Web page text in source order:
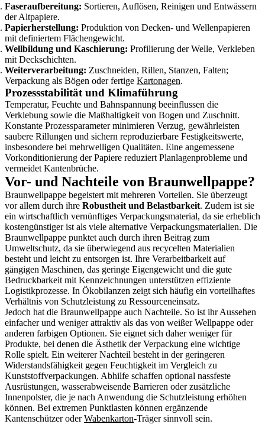
Faseraufbereitung: Sortieren, Auflösen, Reinigen und Entwässern
der Altpapiere.
Papierherstellung: Produktion von Decken- und Wellenpapieren
mit definiertem Flächengewicht.
Wellbildung und Kaschierung: Profilierung der Welle, Verkleben
mit Deckschichten.
Weiterverarbeitung: Zuschneiden, Rillen, Stanzen, Falten;
Verpackung als Bögen oder fertige Kartonagen.
Prozessstabilität und Klimaführung
Temperatur, Feuchte und Bahnspannung beeinflussen die
Verklebung sowie die Maßhaltigkeit von Bogen und Zuschnitt.
Konstante Prozessparameter minimieren Verzug, gewährleisten
saubere Rillungen und sichern reproduzierbare Festigkeitswerte,
insbesondere bei mehrwelligen Qualitäten. Eine angemessene
Vorkonditionierung der Papiere reduziert Planlagenprobleme und
vermeidet Kantenbrüche.
Vor- und Nachteile von Braunwellpappe?
Braunwellpappe begeistert mit mehreren Vorteilen. Sie überzeugt
vor allem durch ihre Robustheit und Belastbarkeit. Zudem ist sie
ein wirtschaftlich vernünftiges Verpackungsmaterial, da sie erheblich
kostengünstiger ist als viele alternative Verpackungsmaterialien. Die
Braunwellpappe punktet auch durch ihren Beitrag zum
Umweltschutz, da sie überwiegend aus recycelten Materialien
besteht und leicht zu entsorgen ist. Ihre Verarbeitbarkeit auf
gängigen Maschinen, das geringe Eigengewicht und die gute
Bedruckbarkeit mit Kennzeichnungen unterstützen effiziente
Logistikprozesse. In Ökobilanzen zeigt sich häufig ein vorteilhaftes
Verhältnis von Schutzleistung zu Ressourceneinsatz.
Jedoch hat die Braunwellpappe auch Nachteile. So ist ihr Aussehen
einfacher und weniger attraktiv als das von weißer Wellpappe oder
anderen farbigen Optionen. Sie eignet sich daher weniger für
Produkte, bei denen die Ästhetik der Verpackung eine wichtige
Rolle spielt. Ein weiterer Nachteil besteht in der geringeren
Widerstandsfähigkeit gegen Feuchtigkeit im Vergleich zu
Kunststoffverpackungen. Abhilfe schaffen optional nassfeste
Ausrüstungen, wasserabweisende Barrieren oder zusätzliche
Innenpolster, die je nach Anwendung die Schutzleistung erhöhen
können. Bei extremen Punktlasten können ergänzende
Kantenschützer oderWabenkarton-Träger sinnvoll sein.